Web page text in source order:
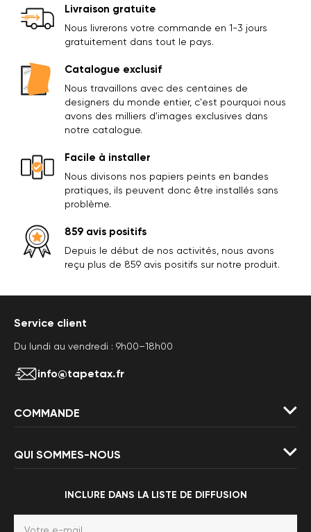
Livraison gratuite
Nous livrerons votre commande en 1-3 jours
gratuitement dans tout le pays.
Catalogue exclusif
Nous travaillons avec des centaines de
designers du monde entier, c'est pourquoi nous
avons des milliers d'images exclusives dans
notre catalogue.
Facile à installer
Nous divisons nos papiers peints en bandes
pratiques, ils peuvent donc être installés sans
problème.
859 avis positifs
Depuis le début de nos activités, nous avons
reçu plus de 859 avis positifs sur notre produit.
Service client
Du lundi au vendredi : 9h00–18h00
info@tapetax.fr
COMMANDE
QUI SOMMES-NOUS
INCLURE DANS LA LISTE DE DIFFUSION